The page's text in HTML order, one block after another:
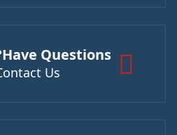
Have Questions?
Contact Us